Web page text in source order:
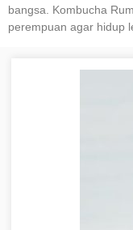
bangsa. Kombucha
perempuan agar hidup